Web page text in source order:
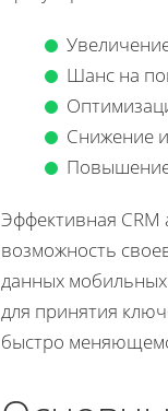
Шанс на
Снижение
Повышение
Эффективная CRM
возможность
данных
для принятия
быстро